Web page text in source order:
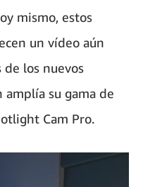
mismo, estos
un vídeo aún
de los nuevos
su gama de
Cam Pro.